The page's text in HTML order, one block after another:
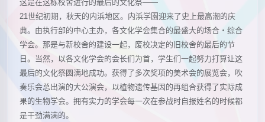
这是在这栋校舍进行的最后的文化祭——
21世纪初期，秋天的内浜地区。内浜学園迎来了史上最高潮的庆
典。由执行部的中心主办，各文化学会集合的最盛大的场合・综合
学会。那是与新校舍的建设一起，废校决定的旧校舍的最后的节
日。当然，以各文化学会的会长们为首，学生们一起努力打算让这
最后的文化祭圆满地成功。获得了多次奖项的美术会的展览会，吹
奏乐会总出演的大公演会，以植物遗传基因的再组合获得了实际成
果的生物学会。拥有实力的学会每一次在参战时自报姓名的时候都
是干劲满满的。